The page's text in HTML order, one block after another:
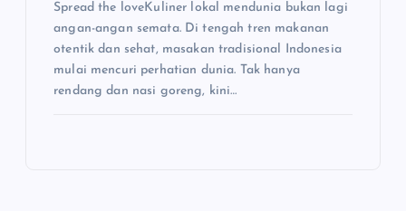
Spread the loveKuliner lokal mendunia bukan lagi
angan-angan semata. Di tengah tren makanan
otentik dan sehat, masakan tradisional Indonesia
mulai mencuri perhatian dunia. Tak hanya
rendang dan nasi goreng, kini…